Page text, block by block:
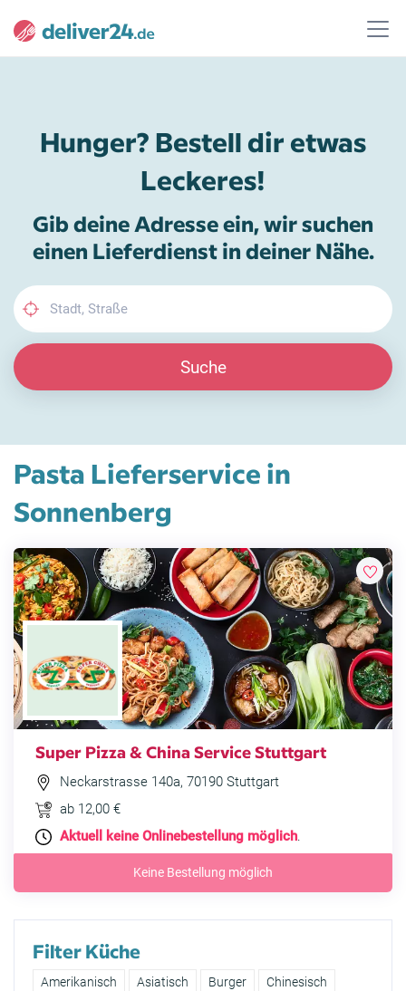
Hunger? Bestell dir etwas
Leckeres!
Gib deine Adresse ein, wir suchen
einen Lieferdienst in deiner Nähe.
Suche
Pasta Lieferservice in
Sonnenberg
Super Pizza & China Service Stuttgart
Neckarstrasse 140a, 70190 Stuttgart
ab 12,00 €
Aktuell keine Onlinebestellung möglich.
Keine Bestellung möglich
Filter Küche
Amerikanisch Asiatisch Burger Chinesisch